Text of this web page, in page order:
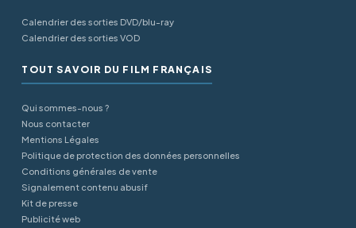
Calendrier des sorties DVD/blu-ray
Calendrier des sorties VOD
TOUT SAVOIR DU FILM FRANÇAIS
Qui sommes-nous ?
Nous contacter
Mentions Légales
Politique de protection des données personnelles
Conditions générales de vente
Signalement contenu abusif
Kit de presse
Publicité web